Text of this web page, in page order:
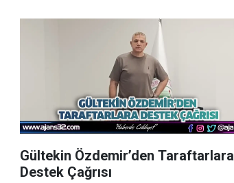
Gültekin Özdemir’den Taraftarlara
Destek Çağrısı